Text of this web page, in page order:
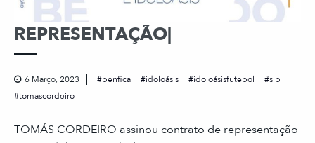
REPRESENTAÇÃO|
6 Março, 2023 benfica idoloásis idoloásisfutebol
slb
tomascordeiro
TOMÁS CORDEIRO assinou contrato de representação